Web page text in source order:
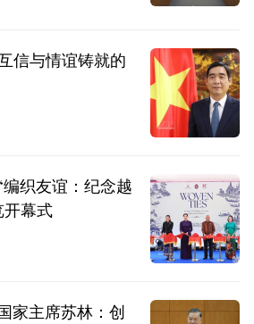
信与情谊铸就的
织友谊：纪念越
开幕式
家主席苏林：创